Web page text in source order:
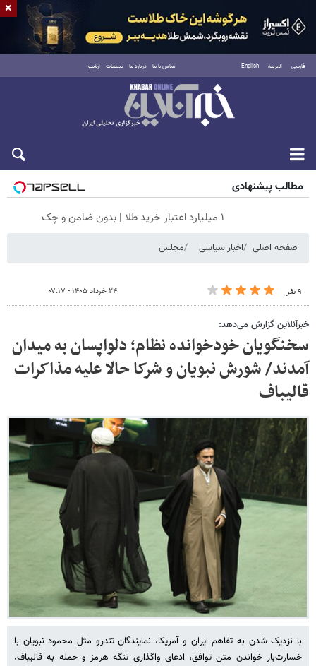
فارسی العربية English تماس با ما درباره ما تبلیغات آرشیو
شنبه ۱۷ مرداد ۱۴۰۵
مطالب پیشنهادی
۱ میلیارد اعتبار خرید طلا | بدون ضامن و چک
صفحه اصلی اخبار سیاسی مجلس
۹ نفر ۲۴ خرداد ۱۴۰۵ - ۰۷:۱۷
خبرآنلاین گزارش می‌دهد:
سخنگویان خودخوانده نظام؛ دلواپسان به میدان
آمدند/ شورش نبویان و شرکا حالا علیه مذاکرات
قالیباف
با نزدیک شدن به تفاهم ایران و آمریکا، نمایندگان تندرو مثل محمود نبویان با
خسارت‌بار خواندن متن توافق، ادعای واگذاری تنگه هرمز و حمله به قالیباف،
×